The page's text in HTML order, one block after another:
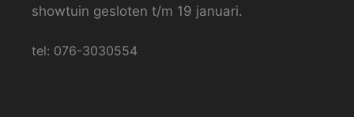
showtuin gesloten t/m 19 januari.
tel: 076-3030554